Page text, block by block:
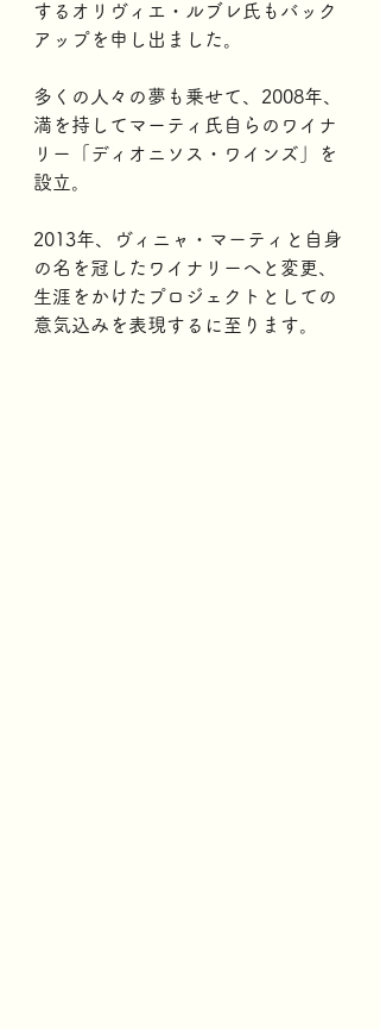
するオリヴィエ・ルブレ氏もバック
アップを申し出ました。
多くの人々の夢も乗せて、2008年、
満を持してマーティ氏自らのワイナ
リー「ディオニソス・ワインズ」を
設立。
2013年、ヴィニャ・マーティと自身
の名を冠したワイナリーへと変更、
生涯をかけたプロジェクトとしての
意気込みを表現するに至ります。